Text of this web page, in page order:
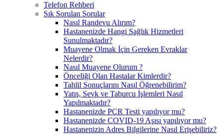
Telefon Rehberi
Sık Sorulan Sorular
Nasıl Randevu Alırım?
Hastanenizde Hangi Sağlık Hizmetleri
Sunulmaktadır?
Muayene Olmak İçin Gereken Evraklar
Nelerdir?
Nasıl Muayene Olurum ?
Önceliği Olan Hastalar Kimlerdir?
Tahlil Sonuçlarını Nasıl Öğrenebilirim?
Yatış, Sevk ve Taburcu İşlemleri Nasıl
Yapılmaktadır?
Hastanenizde PCR Testi yapılıyor mu?
Hastanenizde COVID-19 Aşısı yapılıyor mu?
Hastanenizin Adres Bilgilerine Nasıl Erişebiliriz?